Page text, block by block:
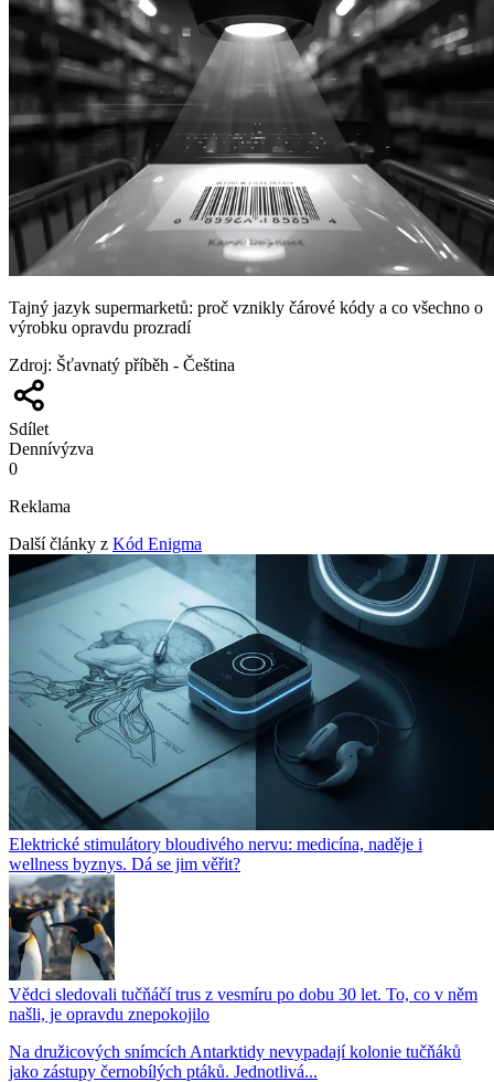
Tajný jazyk supermarketů: proč vznikly čárové kódy a co všechno o
výrobku opravdu prozradí
Zdroj: Šťavnatý příběh - Čeština
Sdílet
Dennívýzva
0
Reklama
Další články z Kód Enigma
Elektrické stimulátory bloudivého nervu: medicína, naděje i
wellness byznys. Dá se jim věřit?
Vědci sledovali tučňáčí trus z vesmíru po dobu 30 let. To, co v něm
našli, je opravdu znepokojilo
Na družicových snímcích Antarktidy nevypadají kolonie tučňáků
jako zástupy černobílých ptáků. Jednotlivá...